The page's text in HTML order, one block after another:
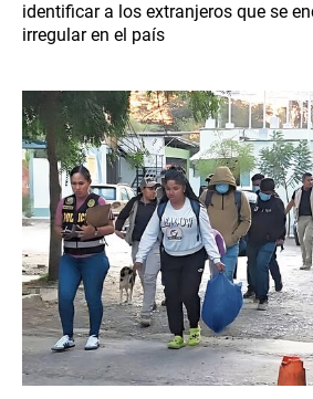
identificar a los extranjeros que se
irregular en el país